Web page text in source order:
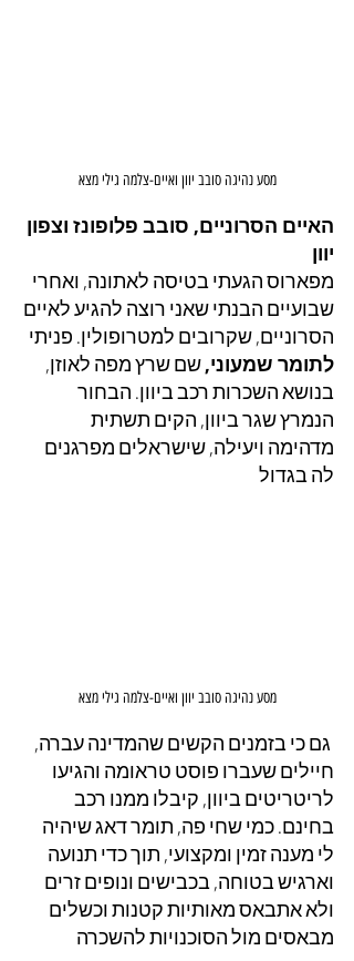
מסע נהיגה סובב יוון ואיים-צלמה גילי מצא
האיים הסרוניים, סובב פלופונז וצפון
יוון
מפארוס הגעתי בטיסה לאתונה, ואחרי
שבועיים הבנתי שאני רוצה להגיע לאיים
הסרוניים, שקרובים למטרופולין. פניתי
לתומר שמעוני, שם שרץ מפה לאוזן,
בנושא השכרות רכב ביוון. הבחור
הנמרץ שגר ביוון, הקים תשתית
מדהימה ויעילה, שישראלים מפרגנים
לה בגדול
מסע נהיגה סובב יוון ואיים-צלמה גילי מצא
גם כי בזמנים הקשים שהמדינה עברה,
חיילים שעברו פוסט טראומה והגיעו
לריטריטים ביוון, קיבלו ממנו רכב
בחינם. כמי שחי פה, תומר דאג שיהיה
לי מענה זמין ומקצועי, תוך כדי תנועה
וארגיש בטוחה, בכבישים ונופים זרים
ולא אתבאס מאותיות קטנות וכשלים
מבאסים מול הסוכנויות להשכרה